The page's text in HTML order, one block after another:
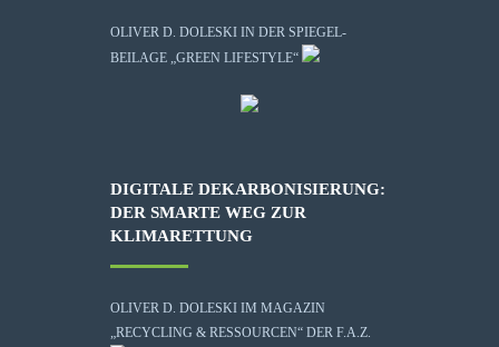
OLIVER D. DOLESKI IN DER SPIEGEL-
BEILAGE „GREEN LIFESTYLE“
DIGITALE DEKARBONISIERUNG:
DER SMARTE WEG ZUR
KLIMARETTUNG
OLIVER D. DOLESKI IM MAGAZIN
„RECYCLING & RESSOURCEN“ DER F.A.Z.